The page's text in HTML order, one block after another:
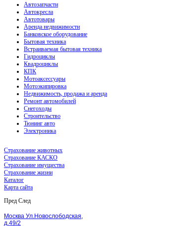
Автозапчасти
Автокресла
Автотовары
Аренда недвижимости
Банковское оборудование
Бытовая техника
Встраиваемая бытовая техника
Гидроциклы
Квадроциклы
КПК
Мотоаксессуары
Мотоэкипировка
Недвижимость, продажа и аренда
Ремонт автомобилей
Снегоходы
Строительство
Тюнинг авто
Электроника
Страхование животных
Страхование КАСКО
Страхование имущества
Страхование жизни
Каталог
Карта сайта
Пред След
Москва Ул.Новослободская,
д.49/2